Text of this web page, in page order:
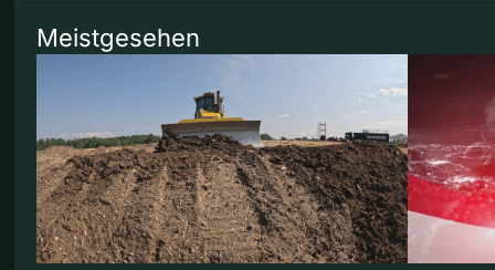
Meistgesehen